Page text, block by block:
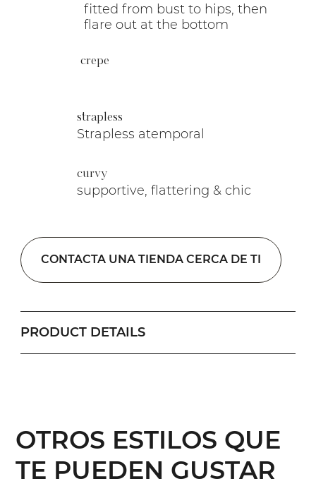
fitted from bust to hips, then
flare out at the bottom
crepe
strapless
Strapless atemporal
curvy
supportive, flattering & chic
CONTACTA UNA TIENDA CERCA DE TI
PRODUCT DETAILS
OTROS ESTILOS QUE
TE PUEDEN GUSTAR